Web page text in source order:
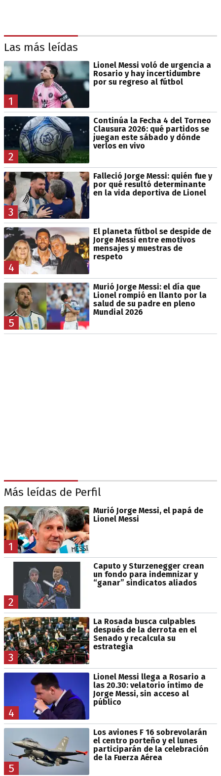
Las más leídas
1
Lionel Messi voló de urgencia a
Rosario y hay incertidumbre
por su regreso al fútbol
2
Continúa la Fecha 4 del Torneo
Clausura 2026: qué partidos se
juegan este sábado y dónde
verlos en vivo
3
Falleció Jorge Messi: quién fue y
por qué resultó determinante
en la vida deportiva de Lionel
4
El planeta fútbol se despide de
Jorge Messi entre emotivos
mensajes y muestras de
respeto
5
Murió Jorge Messi: el día que
Lionel rompió en llanto por la
salud de su padre en pleno
Mundial 2026
Más leídas de Perfil
1
Murió Jorge Messi, el papá de
Lionel Messi
2
Caputo y Sturzenegger crean
un fondo para indemnizar y
“ganar” sindicatos aliados
3
La Rosada busca culpables
después de la derrota en el
Senado y recalcula su
estrategia
4
Lionel Messi llega a Rosario a
las 20.30: velatorio íntimo de
Jorge Messi, sin acceso al
público
5
Los aviones F 16 sobrevolarán
el centro porteño y el lunes
participarán de la celebración
de la Fuerza Aérea